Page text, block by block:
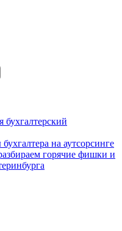
бухгалтерский
на аутсорсинге
горячие фишки и